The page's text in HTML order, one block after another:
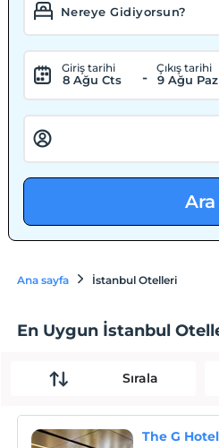
Giriş tarihi
8 Ağu Cts -
Çıkış tarihi
9 Ağu Paz
Ara
Ana sayfa İstanbul Otelleri
En Uygun İstanbul
Sırala
The G